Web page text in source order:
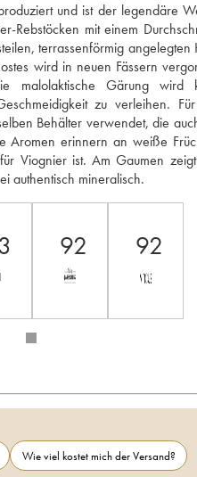
und ist der legendäre
Rebstöcken mit einem
terrassenförmig angelegten
wird in neuen Fässern
malolaktische Gärung wird
zu verleihen.
Behälter verwendet, die
Aromen erinnern an weiße
Viognier ist. Am Gaumen
authentisch mineralisch.
92 92
Wie viel kostet mich der Versand?